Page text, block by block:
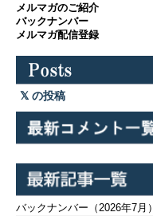
メルマガのご紹介
バックナンバー
メルマガ配信登録
の投稿
バックナンバー（2026年7月）